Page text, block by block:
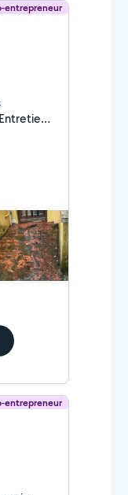
entrepreneur
entrepreneur